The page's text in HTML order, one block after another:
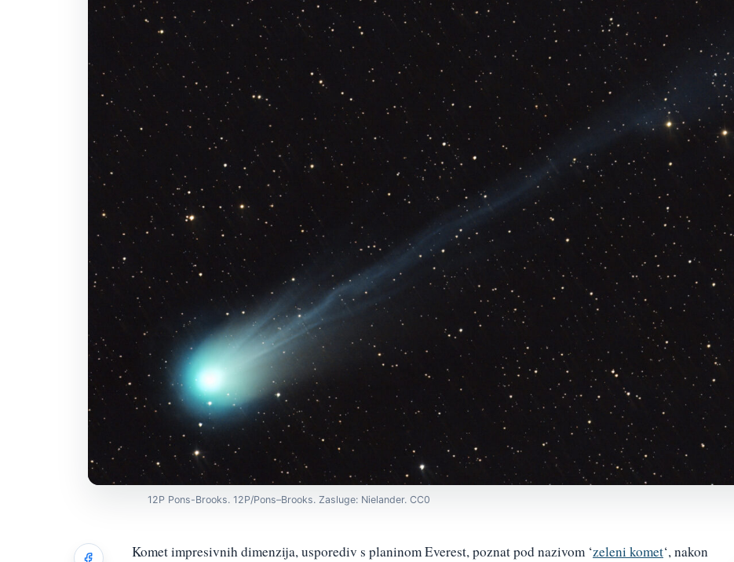
12P Pons-Brooks. 12P/Pons–Brooks. Zasluge: Nielander. CC0
Komet impresivnih dimenzija, usporediv s planinom Everest, poznat pod nazivom ‘zeleni komet‘, nakon